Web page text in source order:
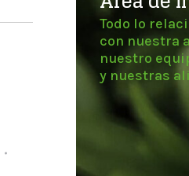
Todo lo
con nuestra
nuestro
y nuestras